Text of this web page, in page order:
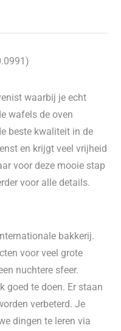
waarbij je echt
wafels de oven
beste kwaliteit in de
en krijgt veel vrijheid
voor deze mooie stap
voor alle details.
bakkerij.
voor veel grote
nuchtere sfeer.
goed te doen. Er staan
verbeterd. Je
dingen te leren via